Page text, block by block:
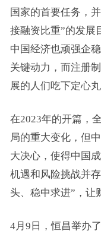
国家的首要任务，
接融资比重”的发展
中国经济也顽强企
关键动力，而注册
展的人们吃下定心丸
在2023年的开篇，
局的重大变化，但
大决心，使得中国
机遇和风险挑战并
头、稳中求进”，让
4月9日，恒昌举办